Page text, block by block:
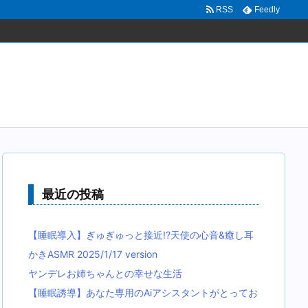
RSS Feedly
最近の投稿
【睡眠導入】ぎゅぎゅっと接近!?天使の心音&癒し耳
かきASMR 2025/1/17 version
ヤンデレお姉ちゃんとの幸せな生活
【睡眠誘導】あなた専用のAiアシスタントがとってお